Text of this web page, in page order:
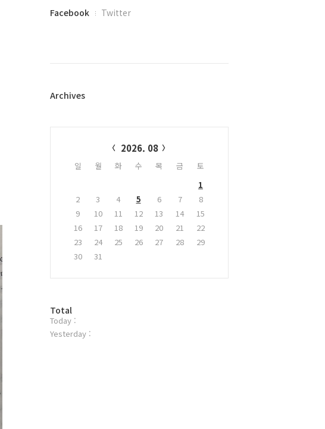
페
플
Facebook Twitter
Archives
2026. 08
일 월 화 수 목 금
토
1
2
3 4 5 6 7
8
9
10 11 12 13 14
15
16
17 18 19 20 21
22
23
24 25 26 27 28
29
30
31
방
문
자
Total
Today :
Yesterday :